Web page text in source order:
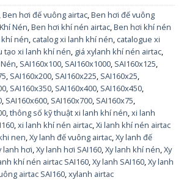
,Ben hơi đế vuông airtac,Ben hơi đế vuông
Nén,Ben hơi khí nén airtac,Ben hơi khí nén
khí nén, catalog xi lanh khí nén, catalogue xi
tạo xi lanh khí nén, giá xylanh khí nén airtac,
, SAI160x100, SAI160x1000, SAI160x125,
, SAI160x200, SAI160x225, SAI160x25,
, SAI160x350, SAI160x400, SAI160x450,
, SAI160x600, SAI160x700, SAI160x75,
,thông số kỹ thuật xi lanh khí nén,xi lanh
,xi lanh khí nén airtac,Xi lanh khí nén airtac
nen,Xy lanh đế vuông airtac,Xy lanh đế
lanh hơi,Xy lanh hơi SAI160,Xy lanh khí nén,Xy
khí nén airtac SAI160,Xy lanh SAI160,Xy lanh
airtac SAI160,xylanh airtac